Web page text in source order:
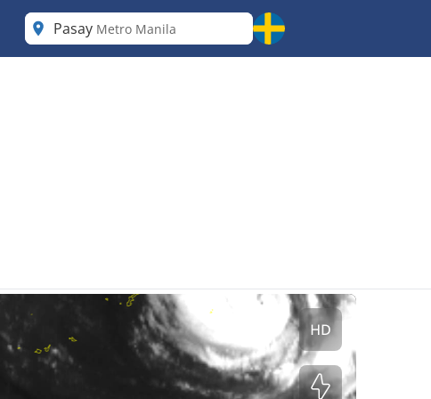
Pasay Metro Manila